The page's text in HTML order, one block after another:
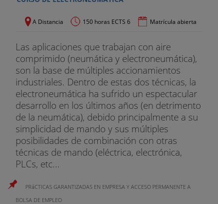
A Distancia 150 horas ECTS 6 Matrícula abierta
Las aplicaciones que trabajan con aire
comprimido (neumática y electroneumática),
son la base de múltiples accionamientos
industriales. Dentro de estas dos técnicas, la
electroneumática ha sufrido un espectacular
desarrollo en los últimos años (en detrimento
de la neumática), debido principalmente a su
simplicidad de mando y sus múltiples
posibilidades de combinación con otras
técnicas de mando (eléctrica, electrónica,
PLCs, etc...
PRáCTICAS GARANTIZADAS EN EMPRESA Y ACCESO PERMANENTE A
BOLSA DE EMPLEO